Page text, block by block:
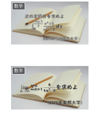
数学
数学